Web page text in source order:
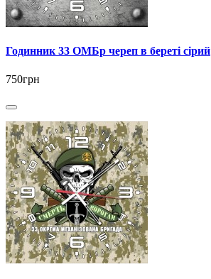
Годинник 33 ОМБр череп в береті сірий
750грн